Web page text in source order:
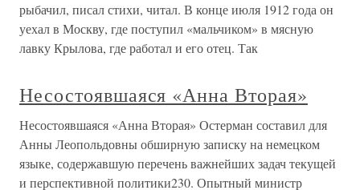
рыбачил, писал стихи, читал. В конце июля 1912 года он
уехал в Москву, где поступил «мальчиком» в мясную
лавку Крылова, где работал и его отец. Так
Несостоявшаяся «Анна Вторая»
Несостоявшаяся «Анна Вторая» Остерман составил для
Анны Леопольдовны обширную записку на немецком
языке, содержавшую перечень важнейших задач текущей
и перспективной политики230. Опытный министр